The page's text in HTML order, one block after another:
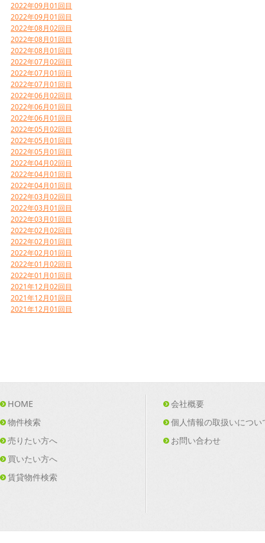
2022年09月01回目
2022年09月01回目
2022年08月02回目
2022年08月01回目
2022年08月01回目
2022年07月02回目
2022年07月01回目
2022年07月01回目
2022年06月02回目
2022年06月01回目
2022年06月01回目
2022年05月02回目
2022年05月01回目
2022年05月01回目
2022年04月02回目
2022年04月01回目
2022年04月01回目
2022年03月02回目
2022年03月01回目
2022年03月01回目
2022年02月02回目
2022年02月01回目
2022年02月01回目
2022年01月02回目
2022年01月01回目
2021年12月02回目
2021年12月01回目
2021年12月01回目
HOME
物件検索
売りたい方へ
買いたい方へ
賃貸物件検索
会社概要
個人情報の取扱いについ
お問い合わせ